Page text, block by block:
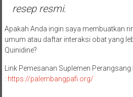
resep resmi.
Apakah Anda ingin saya membuatkan
umum atau daftar interaksi obat yang
Quinidine?
Link Pemesanan Suplemen
: https://palembangpafi.org/